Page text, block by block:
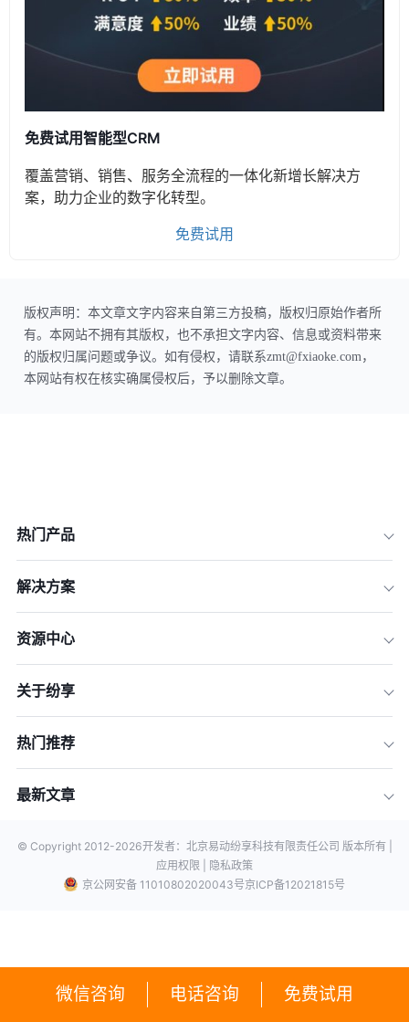
微信咨询 电话咨询 免费试用
免费试用智能型CRM
覆盖营销、销售、服务全流程的一体化新增长解决方
案，助力企业的数字化转型。
免费试用
版权声明：本文章文字内容来自第三方投稿，版权归原始作者所
有。本网站不拥有其版权，也不承担文字内容、信息或资料带来
的版权归属问题或争议。如有侵权，请联系zmt@fxiaoke.com，
本网站有权在核实确属侵权后，予以删除文章。
热门产品
解决方案
资源中心
关于纷享
热门推荐
最新文章
© Copyright 2012-2026开发者：北京易动纷享科技有限责任公司 版本所有 |
应用权限 |
隐私政策
京公网安备 11010802020043号京ICP备12021815号